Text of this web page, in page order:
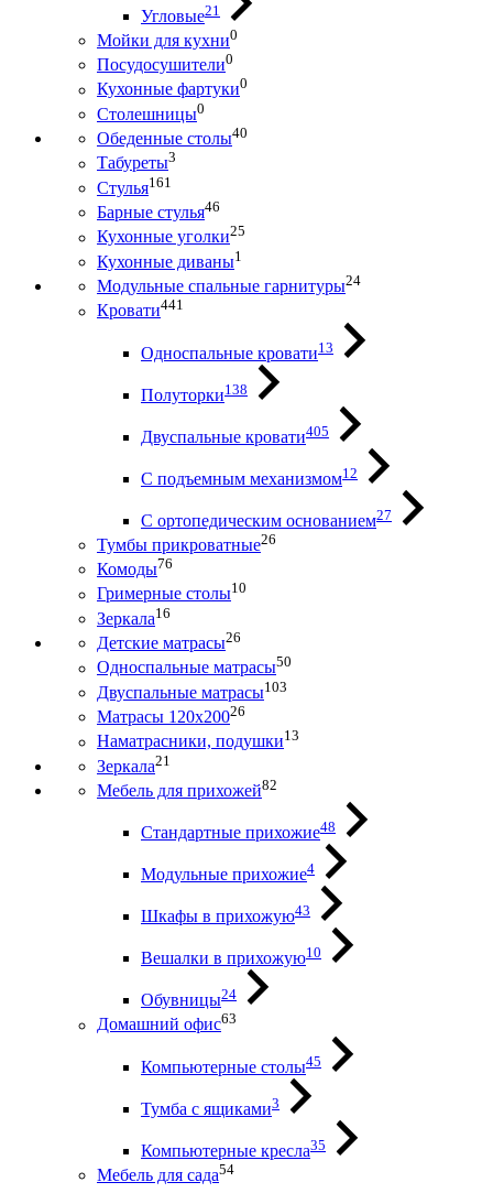
Угловые21
Мойки для кухни0
Посудосушители0
Кухонные фартуки0
Столешницы0
Обеденные столы40
Табуреты3
Стулья161
Барные стулья46
Кухонные уголки25
Кухонные диваны1
Модульные спальные гарнитуры24
Кровати441
Односпальные кровати13
Полуторки138
Двуспальные кровати405
С подъемным механизмом12
С ортопедическим основанием27
Тумбы прикроватные26
Комоды76
Гримерные столы10
Зеркала16
Детские матрасы26
Односпальные матрасы50
Двуспальные матрасы103
Матрасы 120х20026
Наматрасники, подушки13
Зеркала21
Мебель для прихожей82
Стандартные прихожие48
Модульные прихожие4
Шкафы в прихожую43
Вешалки в прихожую10
Обувницы24
Домашний офис63
Компьютерные столы45
Тумба с ящиками3
Компьютерные кресла35
Мебель для сада54